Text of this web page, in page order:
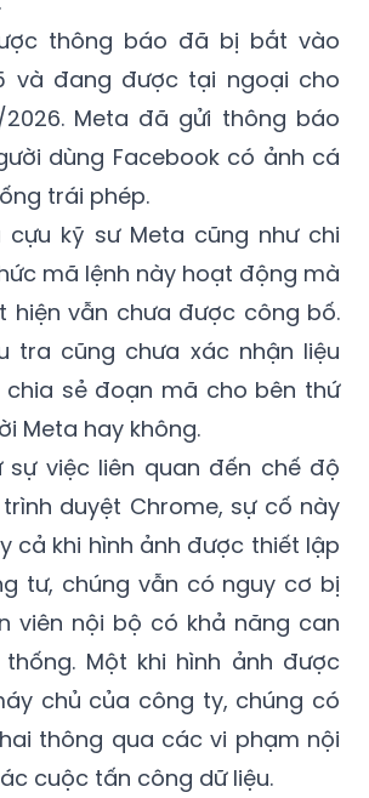
và đang được tại ngoại cho
Meta đã gửi thông báo
dùng Facebook có ảnh cá
trái phép.
kỹ sư Meta cũng như chi
mã lệnh này hoạt động mà
hiện vẫn chưa được công bố.
tra cũng chưa xác nhận liệu
chia sẻ đoạn mã cho bên thứ
Meta hay không.
sự việc liên quan đến chế độ
duyệt Chrome, sự cố này
cả khi hình ảnh được thiết lập
tư, chúng vẫn có nguy cơ bị
viên nội bộ có khả năng can
Một khi hình ảnh được
chủ của công ty, chúng có
thông qua các vi phạm nội
cuộc tấn công dữ liệu.
ro này, giải pháp tự lưu trữ dữ